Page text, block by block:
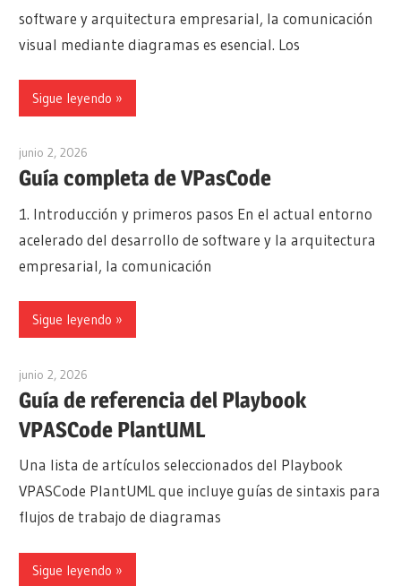
software y arquitectura empresarial, la comunicación
visual mediante diagramas es esencial. Los
Sigue leyendo
junio 2, 2026
Guía completa de VPasCode
1. Introducción y primeros pasos En el actual entorno
acelerado del desarrollo de software y la arquitectura
empresarial, la comunicación
Sigue leyendo
junio 2, 2026
Guía de referencia del Playbook
VPASCode PlantUML
Una lista de artículos seleccionados del Playbook
VPASCode PlantUML que incluye guías de sintaxis para
flujos de trabajo de diagramas
Sigue leyendo